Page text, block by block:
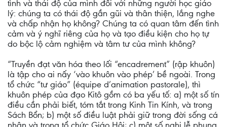
tình và thái độ của mình đối với những người học giáo
lý: chúng ta có thái độ gần gũi và thân thiện, lắng nghe
và chấp nhận họ không? Chúng ta có quan tâm đến tình
cảm và ý nghĩ riêng của họ và tạo điều kiện cho họ tự
do bộc lộ cảm nghiệm và tâm tư của mình không?
“Truyền đạt văn hóa theo lối “encadrement” (rập khuôn)
là tập cho ai nấy ‘vào khuôn vào phép’ bề ngoài. Trong
tổ chức “tư giáo” (équipe d’animation pastorale), thì
khuôn phép của đạo Kitô gồm có ba yếu tố: a) một số tín
điều cần phải biết, tóm tắt trong Kinh Tin Kính, và trong
Sách Bổn; b) một số điều luật phải giữ trong đời sống cá
nhân và trong tổ chức Giáo Hội; c) một số nghi lễ phụng